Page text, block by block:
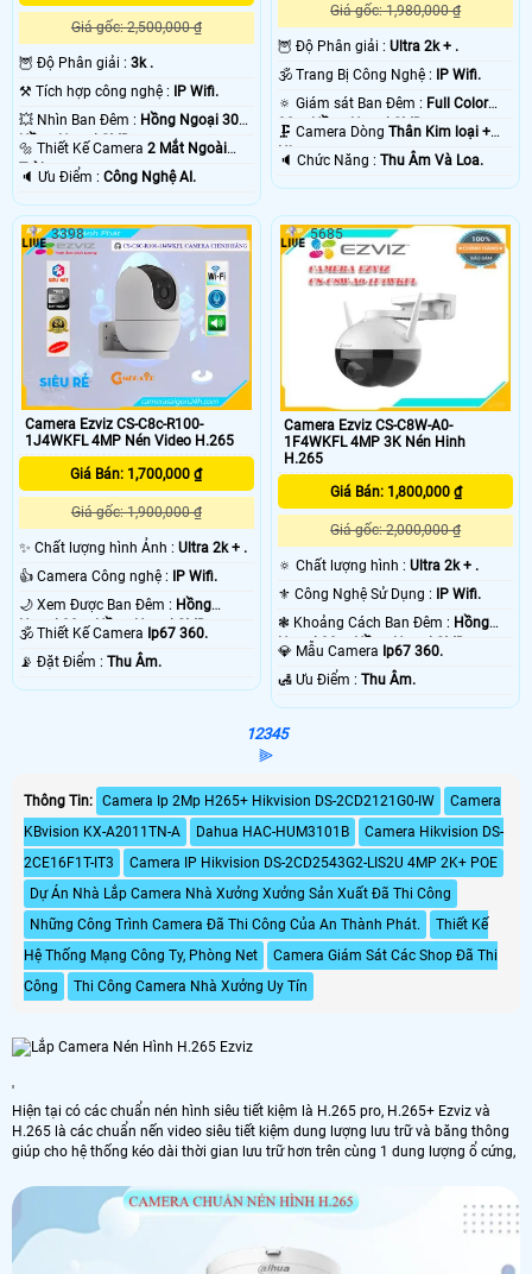
Giá gốc: 2,500,000 ₫
🦉 Độ Phân giải : 3k .
⚒ Tích hợp công nghệ : IP Wifi.
💥 Nhìn Ban Đêm : Hồng Ngoại 30m
Hồng Ngoại SMD.
🔩 Thiết Kế Camera 2 Mắt Ngoài
Trời.
️🔈 Ưu Điểm : Công Nghệ AI.
Giá gốc: 1,980,000 ₫
🦉 Độ Phân giải :Ultra 2k + .
🕉️ Trang Bị Công Nghệ : IP Wifi.
🔅 Giám sát Ban Đêm : Full Color
30m Hồng Ngoại SMD.
🗜️ Camera DòngThân Kim loại +
Nhựa.
️🔈 Chức Năng :Thu Âm Và Loa.
Camera Ezviz CS-C8c-R100-
1J4WKFL 4MP Nén Video H.265
Giá Bán: 1,700,000 ₫
Giá gốc: 1,900,000 ₫
✨ Chất lượng hình Ảnh : Ultra 2k + .
👍 Camera Công nghệ :
IP Wifi.
🌙 Xem Được Ban Đêm : Hồng
Ngoại 30m Hồng Ngoại SMD.
🕉️ Thiết Kế Camera Ip67 360.
️📡 Đặt Điểm : Thu Âm.
3398
Camera Ezviz CS-C8W-A0-
1F4WKFL 4MP 3K Nén Hinh
H.265
Giá Bán: 1,800,000 ₫
Giá gốc: 2,000,000 ₫
🔅 Chất lượng hình :Ultra 2k + .
⚜️ Công Nghệ Sử Dụng : IP Wifi.
❃ Khoảng Cách Ban Đêm : Hồng
Ngoại 30m Hồng Ngoại SMD.
💎 Mẫu Camera Ip67 360.
️🛃 Ưu Điểm :Thu Âm.
5685
12345
⫸
Thông Tin: Camera Ip 2Mp H265+ Hikvision DS-2CD2121G0-IW
Camera
KBvision KX-A2011TN-A
Dahua HAC-HUM3101B
Camera Hikvision DS-
2CE16F1T-IT3
Camera IP Hikvision DS-2CD2543G2-LIS2U 4MP 2K+ POE
Dự Án Nhà Lắp Camera Nhà Xưởng Xưởng Sản Xuất Đã Thi Công
Những Công Trình Camera Đã Thi Công Của An Thành Phát.
Thiết Kế
Hệ Thống Mạng Công Ty, Phòng Net
Camera Giám Sát Các Shop Đã Thi
Công
Thi Công Camera Nhà Xưởng Uy Tín
'
Hiện tại có các chuẩn nén hình siêu tiết kiệm là H.265 pro, H.265+ Ezviz và
H.265 là các chuẩn nến video siêu tiết kiệm dung lượng lưu trữ và băng thông
giúp cho hệ thống kéo dài thời gian lưu trữ hơn trên cùng 1 dung lượng ổ cứng,